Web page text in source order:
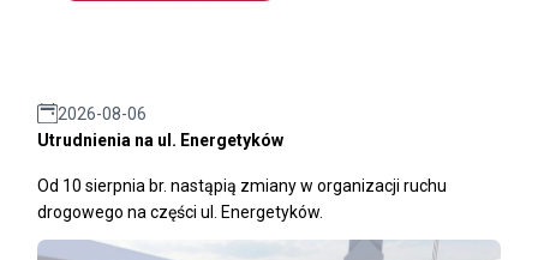
2026-08-06
Utrudnienia na ul. Energetyków
Od 10 sierpnia br. nastąpią zmiany w organizacji ruchu
drogowego na części ul. Energetyków.